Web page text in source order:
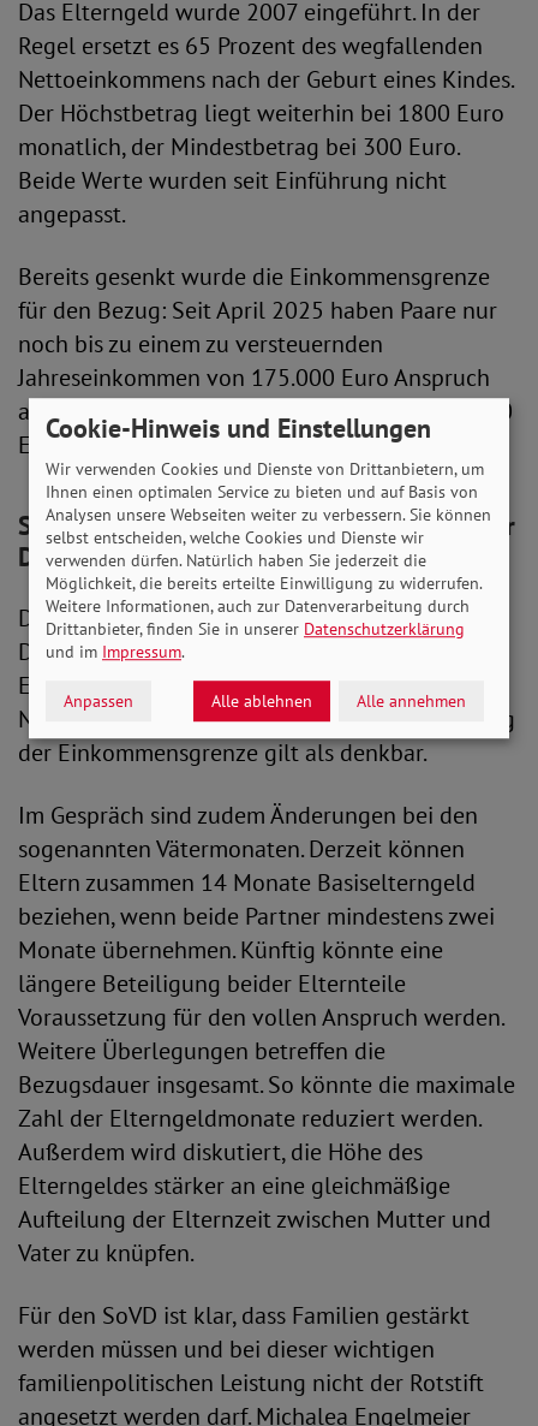
Das Elterngeld wurde 2007 eingeführt. In der
Regel ersetzt es 65 Prozent des wegfallenden
Nettoeinkommens nach der Geburt eines Kindes.
Der Höchstbetrag liegt weiterhin bei 1800 Euro
monatlich, der Mindestbetrag bei 300 Euro.
Beide Werte wurden seit Einführung nicht
angepasst.
Bereits gesenkt wurde die Einkommensgrenze
für den Bezug: Seit April 2025 haben Paare nur
noch bis zu einem zu versteuernden
Jahreseinkommen von 175.000 Euro Anspruch
auf Elterngeld. Zuvor lag die Grenze bei 300.000
Euro.
SoVD: Familien stehen finanziell stark unter
Druck
Diskutiert werden nun weitere Änderungen.
Dazu gehört eine mögliche Senkung der
Ersatzrate von derzeit meist 65 Prozent des
Nettoeinkommens. Auch eine weitere Absenkung
der Einkommensgrenze gilt als denkbar.
Im Gespräch sind zudem Änderungen bei den
sogenannten Vätermonaten. Derzeit können
Eltern zusammen 14 Monate Basiselterngeld
beziehen, wenn beide Partner mindestens zwei
Monate übernehmen. Künftig könnte eine
längere Beteiligung beider Elternteile
Voraussetzung für den vollen Anspruch werden.
Weitere Überlegungen betreffen die
Bezugsdauer insgesamt. So könnte die maximale
Zahl der Elterngeldmonate reduziert werden.
Außerdem wird diskutiert, die Höhe des
Elterngeldes stärker an eine gleichmäßige
Aufteilung der Elternzeit zwischen Mutter und
Vater zu knüpfen.
Für den SoVD ist klar, dass Familien gestärkt
werden müssen und bei dieser wichtigen
familienpolitischen Leistung nicht der Rotstift
angesetzt werden darf. Michalea Engelmeier
Cookie-Hinweis und Einstellungen
Wir verwenden Cookies und Dienste von Drittanbietern, um
Ihnen einen optimalen Service zu bieten und auf Basis von
Analysen unsere Webseiten weiter zu verbessern. Sie können
selbst entscheiden, welche Cookies und Dienste wir
verwenden dürfen. Natürlich haben Sie jederzeit die
Möglichkeit, die bereits erteilte Einwilligung zu widerrufen.
Weitere Informationen, auch zur Datenverarbeitung durch
Drittanbieter, finden Sie in unserer Datenschutzerklärung
und im Impressum.
Anpassen Alle ablehnen Alle annehmen